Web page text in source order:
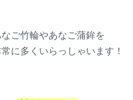
ご竹輪やあなご蒲鉾を
に多くいらっしゃいます！